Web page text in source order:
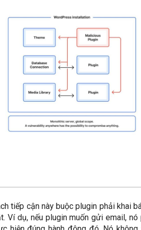
tiếp cận này buộc plugin phải khai
Ví dụ, nếu plugin muốn gửi email,